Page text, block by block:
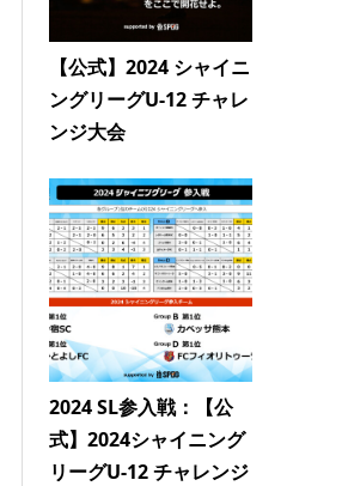
【公式】2024 シャイニ
ングリーグU-12 チャレ
ンジ大会
2024 SL参入戦：【公
式】2024シャイニング
リーグU-12 チャレンジ